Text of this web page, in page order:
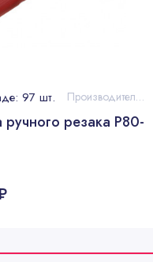
G4022
97 шт. Производитель: Panasonic®
ручного резака P80-